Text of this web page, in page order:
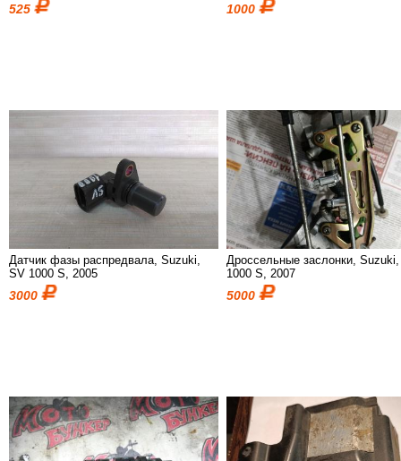
525 1000
Датчик фазы распредвала, Suzuki,
SV 1000 S, 2005
3000
Дроссельные заслонки,
1000 S, 2007
5000